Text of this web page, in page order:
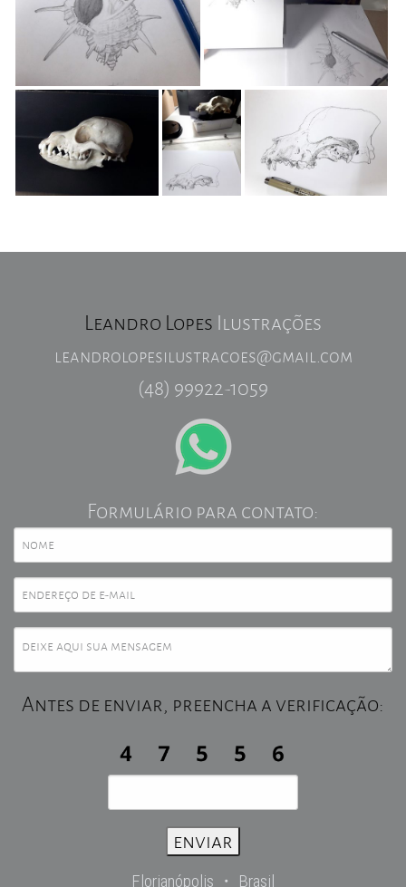
Leandro Lopes Ilustrações
leandrolopesilustracoes@gmail.com
(48) 99922-1059
Formulário para contato:
Antes de enviar, preencha a verificação:
Florianópolis ・ Brasil